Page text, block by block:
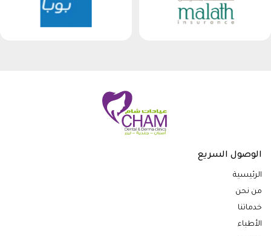
الوصول السريع
الرئيسية
من نحن
خدماتنا
الأطباء